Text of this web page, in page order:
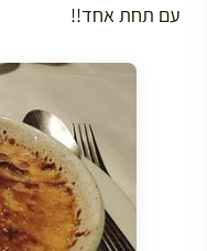
עם תחת אחד!!